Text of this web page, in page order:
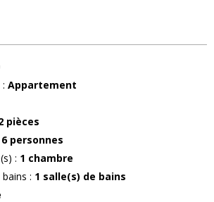
: Appartement
pièces
6 personnes
: 1 chambre
: 1 salle(s) de bains